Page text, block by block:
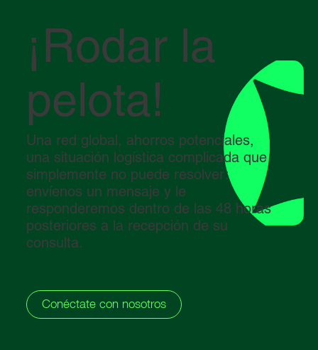
¡Rodar la
pelota!
Una red global, ahorros potenciales,
una situación logística complicada que
simplemente no puede resolver:
envíenos un mensaje y le
responderemos dentro de las 48 horas
posteriores a la recepción de su
consulta.
Conéctate con nosotros